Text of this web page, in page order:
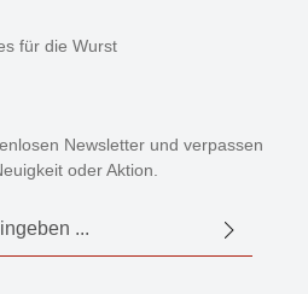
Newsletter und verpassen
oder Aktion.